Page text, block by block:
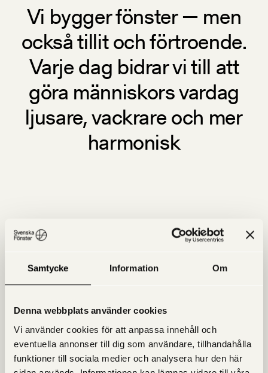
Samtycke Information Om
Denna webbplats använder cookies
Vi använder cookies för att anpassa innehåll och
eventuella annonser till dig som användare, tillhandahålla
funktioner till sociala medier och analysera hur den här
Vi bygger fönster — men
också tillit och förtroende.
Varje dag bidrar vi till att
göra människors vardag
ljusare, vackrare och mer
harmonisk